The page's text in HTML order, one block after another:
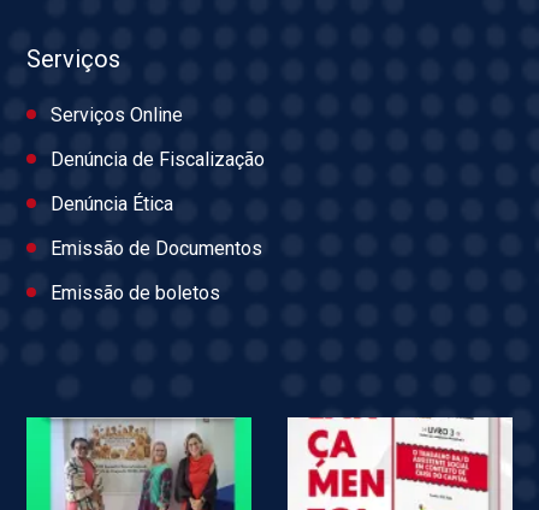
Serviços
Serviços Online
Denúncia de Fiscalização
Denúncia Ética
Emissão de Documentos
Emissão de boletos